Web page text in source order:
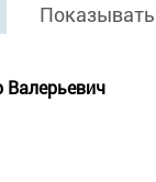
Валерьевич